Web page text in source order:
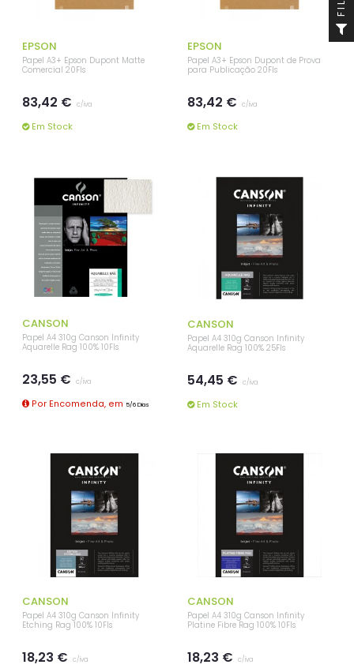
EPSON
Papel A3+ Epson Dupont Matte
Comercial 20Fls
83,42 € c/iva
Em Stock
EPSON
Papel A3+ Epson Dupont de Prova
para Publicação 20Fls
83,42 € c/iva
Em Stock
CANSON
Papel A4 310g Canson Infinity
Aquarelle Rag 100% 10Fls
23,55 € c/iva
Por Encomenda, em 5/6 Dias
CANSON
Papel A4 310g Canson Infinity
Aquarelle Rag 100% 25Fls
54,45 € c/iva
Em Stock
CANSON
Papel A4 310g Canson Infinity
Etching Rag 100% 10Fls
18,23 € c/iva
CANSON
Papel A4 310g Canson Infinity
Platine Fibre Rag 100% 10Fls
18,23 € c/iva
Faz o teu registo e aproveita
esta oportunidade!
BEMVINDO2026